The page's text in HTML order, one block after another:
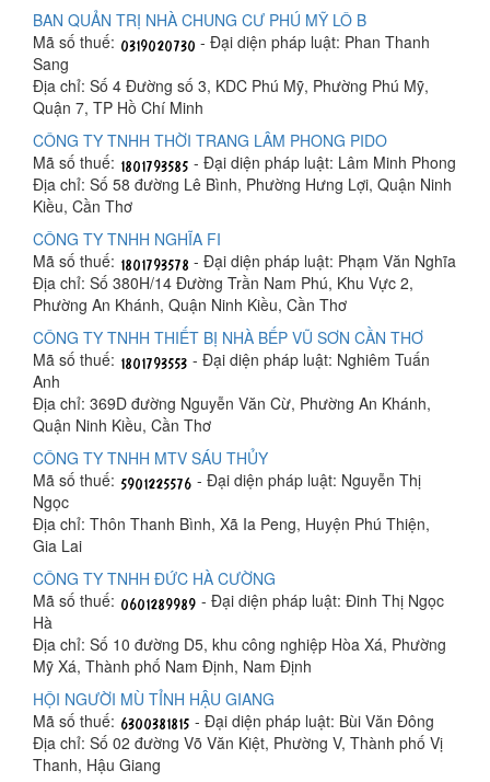
BAN QUẢN TRỊ NHÀ CHUNG CƯ PHÚ MỸ LÔ B
Mã số thuế:
- Đại diện pháp luật: Phan Thanh
Sang
Địa chỉ: Số 4 Đường số 3, KDC Phú Mỹ, Phường Phú Mỹ,
Quận 7, TP Hồ Chí Minh
CÔNG TY TNHH THỜI TRANG LÂM PHONG PIDO
Mã số thuế:
- Đại diện pháp luật: Lâm Minh Phong
Địa chỉ: Số 58 đường Lê Bình, Phường Hưng Lợi, Quận Ninh
Kiều, Cần Thơ
CÔNG TY TNHH NGHĨA FI
Mã số thuế:
- Đại diện pháp luật: Phạm Văn Nghĩa
Địa chỉ: Số 380H/14 Đường Trần Nam Phú, Khu Vực 2,
Phường An Khánh, Quận Ninh Kiều, Cần Thơ
CÔNG TY TNHH THIẾT BỊ NHÀ BẾP VŨ SƠN CẦN THƠ
Mã số thuế:
- Đại diện pháp luật: Nghiêm Tuấn
Anh
Địa chỉ: 369D đường Nguyễn Văn Cừ, Phường An Khánh,
Quận Ninh Kiều, Cần Thơ
CÔNG TY TNHH MTV SÁU THỦY
Mã số thuế:
- Đại diện pháp luật: Nguyễn Thị
Ngọc
Địa chỉ: Thôn Thanh Bình, Xã Ia Peng, Huyện Phú Thiện,
Gia Lai
CÔNG TY TNHH ĐỨC HÀ CƯỜNG
Mã số thuế:
- Đại diện pháp luật: Đinh Thị Ngọc
Hà
Địa chỉ: Số 10 đường D5, khu công nghiệp Hòa Xá, Phường
Mỹ Xá, Thành phố Nam Định, Nam Định
HỘI NGƯỜI MÙ TỈNH HẬU GIANG
Mã số thuế:
- Đại diện pháp luật: Bùi Văn Đông
Địa chỉ: Số 02 đường Võ Văn Kiệt, Phường V, Thành phố Vị
Thanh, Hậu Giang